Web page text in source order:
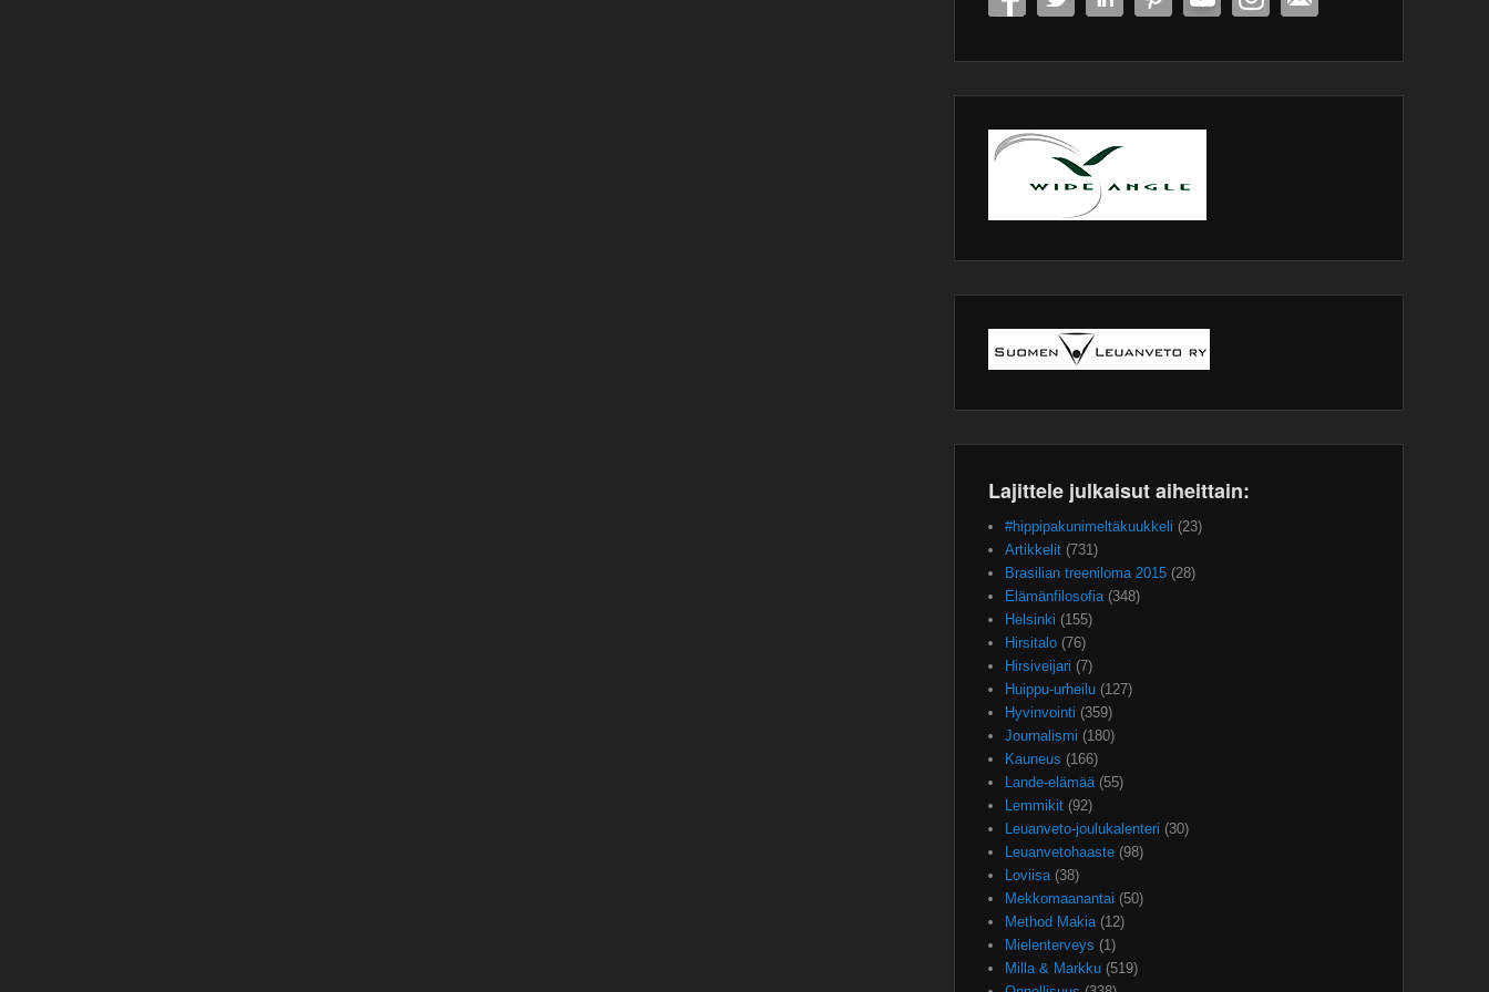
Lajittele julkaisut aiheittain:
#hippipakunimeltäkuukkeli (23)
Artikkelit (731)
Brasilian treeniloma 2015 (28)
Elämänfilosofia (348)
Helsinki (155)
Hirsitalo (76)
Hirsiveijari (7)
Huippu-urheilu (127)
Hyvinvointi (359)
Journalismi (180)
Kauneus (166)
Lande-elämää (55)
Lemmikit (92)
Leuanveto-joulukalenteri (30)
Leuanvetohaaste (98)
Loviisa (38)
Mekkomaanantai (50)
Method Makia (12)
Mielenterveys (1)
Milla & Markku (519)